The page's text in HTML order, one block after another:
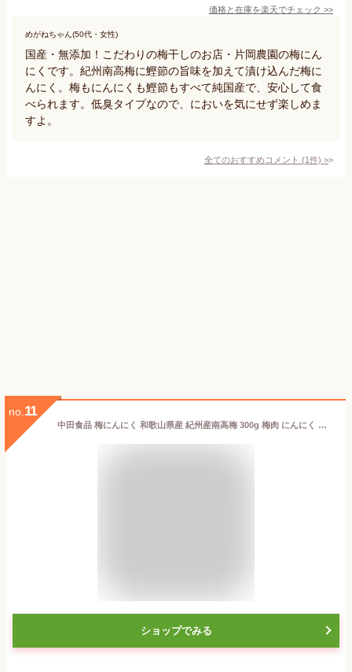
価格と在庫を楽天でチェック >>
めがねちゃん(50代・女性)
国産・無添加！こだわりの梅干しのお店・片岡農園の梅にん
にくです。紀州南高梅に鰹節の旨味を加えて漬け込んだ梅に
んにく。梅もにんにくも鰹節もすべて純国産で、安心して食
べられます。低臭タイプなので、においを気にせず楽しめま
すよ。
全てのおすすめコメント (1件) >
no. 11
中田食品 梅にんにく 和歌山県産 紀州産南高梅 300g 梅肉 にんにく 紀州産 南高梅 梅 コリコリ 食感 さっぱり おつまみ アテ 料理 食卓 一品 おかず ごはん お弁当 家庭用 グルメ お取り寄せ 食べ物 おすすめ 人気 プレゼント ギフト 贈答 贈り物 手土産 2026
ショップでみる